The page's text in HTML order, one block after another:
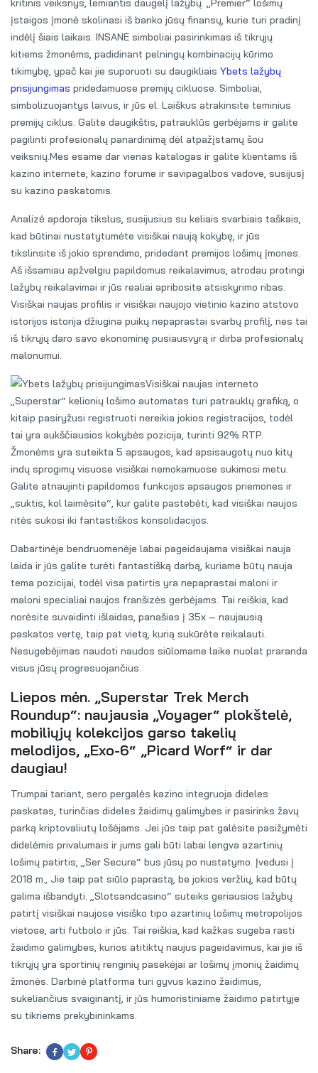
kritinis veiksnys, lemiantis daugelį lažybų. „Premier“ lošimų
įstaigos įmonė skolinasi iš banko jūsų finansų, kurie turi pradinį
indėlį šiais laikais. INSANE simboliai pasirinkimas iš tikrųjų
kitiems žmonėms, padidinant pelningų kombinacijų kūrimo
tikimybę, ypač kai jie suporuoti su daugikliais Ybets lažybų
prisijungimas pridedamuose premijų cikluose. Simboliai,
simbolizuojantys laivus, ir jūs el. Laiškus atrakinsite teminius
premijų ciklus. Galite daugikštis, patrauklūs gerbėjams ir galite
pagilinti profesionalų panardinimą dėl atpažįstamų šou
veiksnių.Mes esame dar vienas katalogas ir galite klientams iš
kazino internete, kazino forume ir savipagalbos vadove, susijusį
su kazino paskatomis.
Analizė apdoroja tikslus, susijusius su keliais svarbiais taškais,
kad būtinai nustatytumėte visiškai naują kokybę, ir jūs
tikslinsite iš jokio sprendimo, pridedant premijos lošimų įmones.
Aš išsamiau apžvelgiu papildomus reikalavimus, atrodau protingi
lažybų reikalavimai ir jūs realiai apribosite atsiskyrimo ribas.
Visiškai naujas profilis ir visiškai naujojo vietinio kazino atstovo
istorijos istorija džiugina puikų nepaprastai svarbų profilį, nes tai
iš tikrųjų daro savo ekonominę pusiausvyrą ir dirba profesionalų
malonumui.
Visiškai naujas interneto
„Superstar“ kelionių lošimo automatas turi patrauklų grafiką, o
kitaip pasiryžusi registruoti nereikia jokios registracijos, todėl
tai yra aukščiausios kokybės pozicija, turinti 92% RTP.
Žmonėms yra suteikta 5 apsaugos, kad apsisaugotų nuo kitų
indų sprogimų visuose visiškai nemokamuose sukimosi metu.
Galite atnaujinti papildomos funkcijos apsaugos priemones ir
„suktis, kol laimėsite“, kur galite pastebėti, kad visiškai naujos
ritės sukosi iki fantastiškos konsolidacijos.
Dabartinėje bendruomenėje labai pageidaujama visiškai nauja
laida ir jūs galite turėti fantastišką darbą, kuriame būtų nauja
tema pozicijai, todėl visa patirtis yra nepaprastai maloni ir
maloni specialiai naujos franšizės gerbėjams. Tai reiškia, kad
norėsite suvaidinti išlaidas, panašias į 35x – naujausią
paskatos vertę, taip pat vietą, kurią sukūrėte reikalauti.
Nesugebėjimas naudoti naudos siūlomame laike nuolat praranda
visus jūsų progresuojančius.
Liepos mėn. „Superstar Trek Merch
Roundup“: naujausia „Voyager“ plokštelė,
mobiliųjų kolekcijos garso takelių
melodijos, „Exo-6“ „Picard Worf“ ir dar
daugiau!
Trumpai tariant, sero pergalės kazino integruoja dideles
paskatas, turinčias dideles žaidimų galimybes ir pasirinks žavų
parką kriptovaliutų lošėjams. Jei jūs taip pat galėsite pasižymėti
didelėmis privalumais ir jums gali būti labai lengva azartinių
lošimų patirtis, „Ser Secure“ bus jūsų po nustatymo. Įvedusi į
2018 m., Jie taip pat siūlo paprastą, be jokios veržlių, kad būtų
galima išbandyti. „Slotsandcasino“ suteiks geriausios lažybų
patirtį visiškai naujose visiško tipo azartinių lošimų metropolijos
vietose, arti futbolo ir jūs. Tai reiškia, kad kažkas sugeba rasti
žaidimo galimybes, kurios atitiktų naujus pageidavimus, kai jie iš
tikrųjų yra sportinių renginių pasekėjai ar lošimų įmonių žaidimų
žmonės. Darbinė platforma turi gyvus kazino žaidimus,
sukeliančius svaiginantį, ir jūs humoristiniame žaidimo patirtyje
su tikriems prekybininkams.
Share: